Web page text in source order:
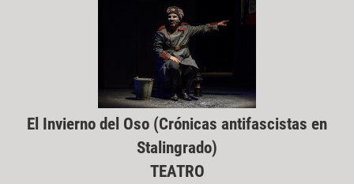
El Invierno del Oso (Crónicas antifascistas en
Stalingrado)
TEATRO